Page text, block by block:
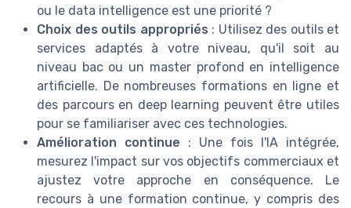
ou le data intelligence est une priorité ?
Choix des outils appropriés : Utilisez des outils et
services adaptés à votre niveau, qu'il soit au
niveau bac ou un master profond en intelligence
artificielle. De nombreuses formations en ligne et
des parcours en deep learning peuvent être utiles
pour se familiariser avec ces technologies.
Amélioration continue : Une fois l'IA intégrée,
mesurez l'impact sur vos objectifs commerciaux et
ajustez votre approche en conséquence. Le
recours à une formation continue, y compris des